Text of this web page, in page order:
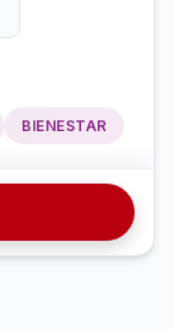
BIENESTAR